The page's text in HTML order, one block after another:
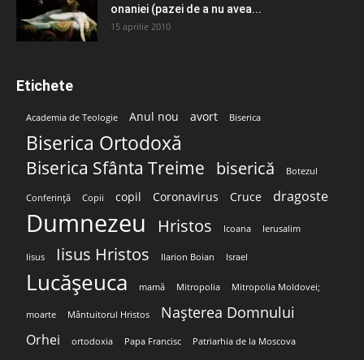
onaniei (pazei de a nu avea...
15 aprilie 2010
Etichete
Academia de Teologie Anul nou avort Biserica
Biserica Ortodoxă
Biserica Sfânta Treime biserică Botezul
Conferință Copii copil Coronavirus Cruce dragoste
Dumnezeu Hristos Icoana Ierusalim
Iisus Iisus Hristos Ilarion Boian Israel
Lucășeuca mamă Mitropolia Mitropolia Moldovei;
moarte Mântuitorul Hristos Nașterea Domnului
Orhei ortodoxia Papa Francisc Patriarhia de la Moscova